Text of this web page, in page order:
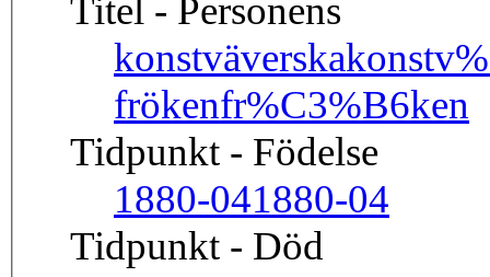
Titel - Personens
konstväverska
frökenfr%C3%B6ken
Tidpunkt - Födelse
1880-041880-04
Tidpunkt - Död